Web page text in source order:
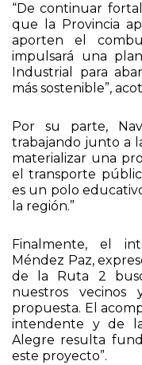
“De continuar
que la Provincia
aporten el
impulsará una
Industrial para
más sostenible”,
Por su parte,
trabajando junto a
materializar una
el transporte
es un polo
la región.”
Finalmente, el
Méndez Paz,
de la Ruta 2
nuestros
propuesta. El
intendente y de la
Alegre resulta
este proyecto”.